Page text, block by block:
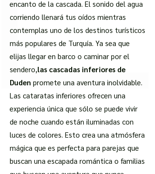
encanto de la cascada. El sonido del agua
corriendo llenará tus oídos mientras
contemplas uno de los destinos turísticos
más populares de Turquía. Ya sea que
elijas llegar en barco o caminar por el
sendero,las cascadas inferiores de
Duden promete una aventura inolvidable.
Las cataratas inferiores ofrecen una
experiencia única que sólo se puede vivir
de noche cuando están iluminadas con
luces de colores. Esto crea una atmósfera
mágica que es perfecta para parejas que
buscan una escapada romántica o familias